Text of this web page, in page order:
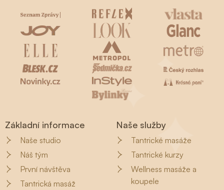
Základní informace
Naše studio
Náš tým
První návštěva
Tantrická masáž
Naše služby
Tantrické masáže
Tantrické kurzy
Wellness masáže a
koupele